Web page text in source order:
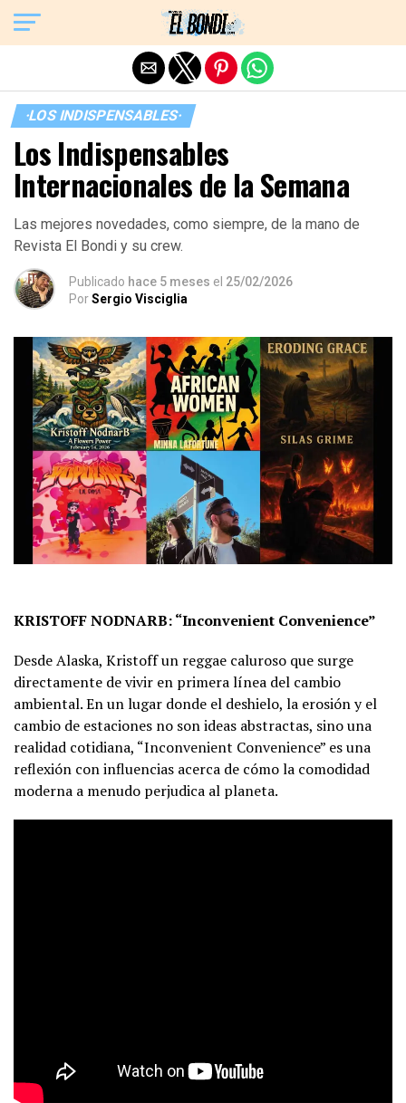
·LOS INDISPENSABLES·
Los Indispensables
Internacionales de la Semana
Las mejores novedades, como siempre, de la mano de
Revista El Bondi y su crew.
Publicado hace 5 meses el 25/02/2026
PorSergio Visciglia
KRISTOFF NODNARB: “Inconvenient Convenience”
Desde Alaska, Kristoff un reggae caluroso que surge
directamente de vivir en primera línea del cambio
ambiental. En un lugar donde el deshielo, la erosión y el
cambio de estaciones no son ideas abstractas, sino una
realidad cotidiana, “Inconvenient Convenience” es una
reflexión con influencias acerca de cómo la comodidad
moderna a menudo perjudica al planeta.
Exit mobile version